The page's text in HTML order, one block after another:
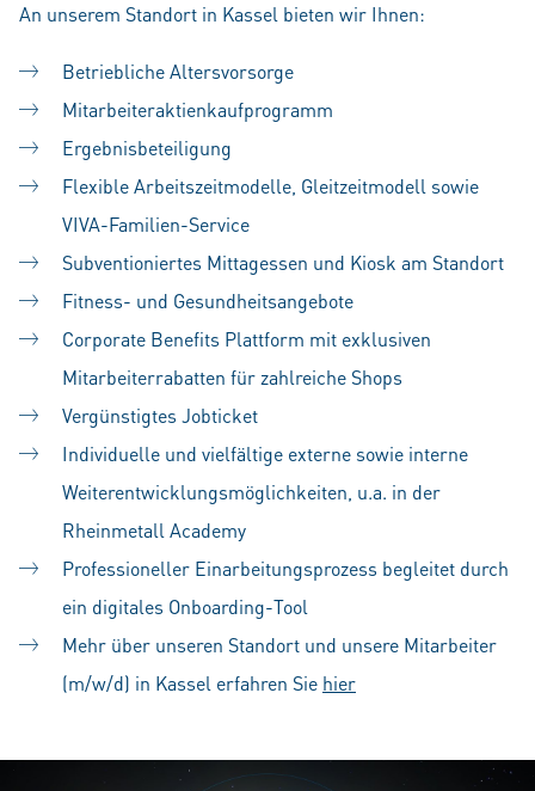
An unserem Standort in Kassel bieten wir Ihnen:
Betriebliche Altersvorsorge
Mitarbeiteraktienkaufprogramm
Ergebnisbeteiligung
Flexible Arbeitszeitmodelle, Gleitzeitmodell sowie
VIVA-Familien-Service
Subventioniertes Mittagessen und Kiosk am Standort
Fitness- und Gesundheitsangebote
Corporate Benefits Plattform mit exklusiven
Mitarbeiterrabatten für zahlreiche Shops
Vergünstigtes Jobticket
Individuelle und vielfältige externe sowie interne
Weiterentwicklungsmöglichkeiten, u.a. in der
Rheinmetall Academy
Professioneller Einarbeitungsprozess begleitet durch
ein digitales Onboarding-Tool
Mehr über unseren Standort und unsere Mitarbeiter
(m/w/d) in Kassel erfahren Sie hier